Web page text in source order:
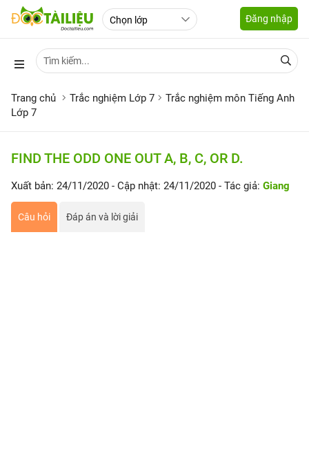
Đăng nhập
Trang chủ Trắc nghiệm Lớp 7
Trắc nghiệm môn Tiếng Anh
Lớp 7
FIND THE ODD ONE OUT A, B, C, OR D.
Xuất bản: 24/11/2020 - Cập nhật: 24/11/2020 - Tác giả: Giang
Câu hỏi Đáp án và lời giải